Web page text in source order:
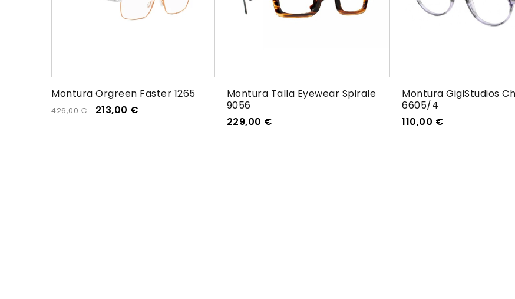
Montura Orgreen Faster 1265
426,00€ 213,00 €
Montura Talla Eyewear Spirale
9056
229,00 €
Montura GigiStudios
6605/4
110,00 €